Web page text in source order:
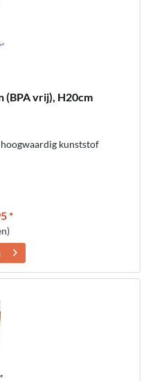
(BPA vrij), H20cm
kunststof
*